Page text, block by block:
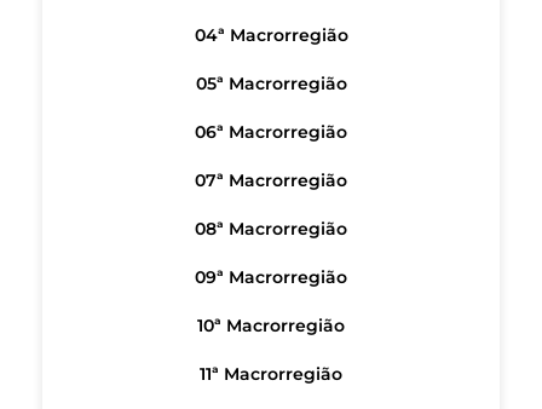
04ª Macrorregião
05ª Macrorregião
06ª Macrorregião
07ª Macrorregião
08ª Macrorregião
09ª Macrorregião
10ª Macrorregião
11ª Macrorregião